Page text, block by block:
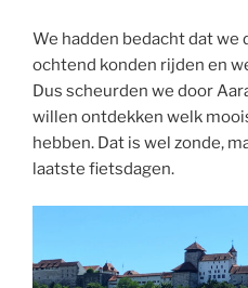
We hadden bedacht dat we
ochtend konden rijden en
Dus scheurden we door
willen ontdekken welk
hebben. Dat is wel zonde,
laatste fietsdagen.